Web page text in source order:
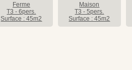
Ferme
T3 - 6pers.
Surface : 45m2
Maison
T3 - 5pers.
Surface : 45m2